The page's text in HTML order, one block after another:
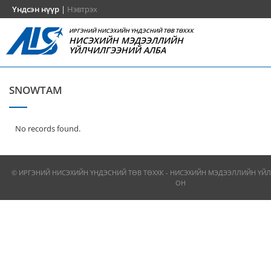
Үндсэн нүүр | Нэвтрэх
ИРГЭНИЙ НИСЭХИЙН ҮНДЭСНИЙ ТӨВ ТӨХХК
НИСЭХИЙН МЭДЭЭЛЛИЙН
ҮЙЛЧИЛГЭЭНИЙ АЛБА
SNOWTAM
No records found.
© ИРГЭНИЙ НИСЭХИЙН ҮНДЭСНИЙ ТӨВ ТӨХХК - НИСЭХИЙН МЭДЭЭЛЛИЙН
ОН